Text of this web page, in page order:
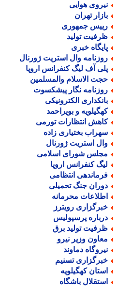
هوایی
تهران
جمهوری
تولید
خبری
وال استریت ژورنال
آف لیگ کنفرانس اروپا
الاسلام والمسلمین
نگار پیشکسوت
الکترونیکی
و بویراحمد
انتظارات تورمی
بختیاری زاده
استریت ژورنال
شورای اسلامی
کنفرانس اروپا
انتظامی
جنگ تحمیلی
محرمانه
رویترز
پرسپولیس
تولید برق
وزیر نیرو
دماوند
تسنیم
کهگیلویه
باشگاه